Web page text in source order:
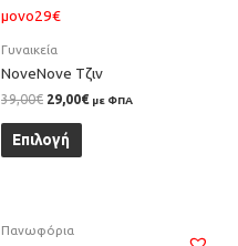
Γυναικεία
NoveNove Τζιν
39,00€ 29,00€ με ΦΠΑ
Επιλογή
Πανωφόρια